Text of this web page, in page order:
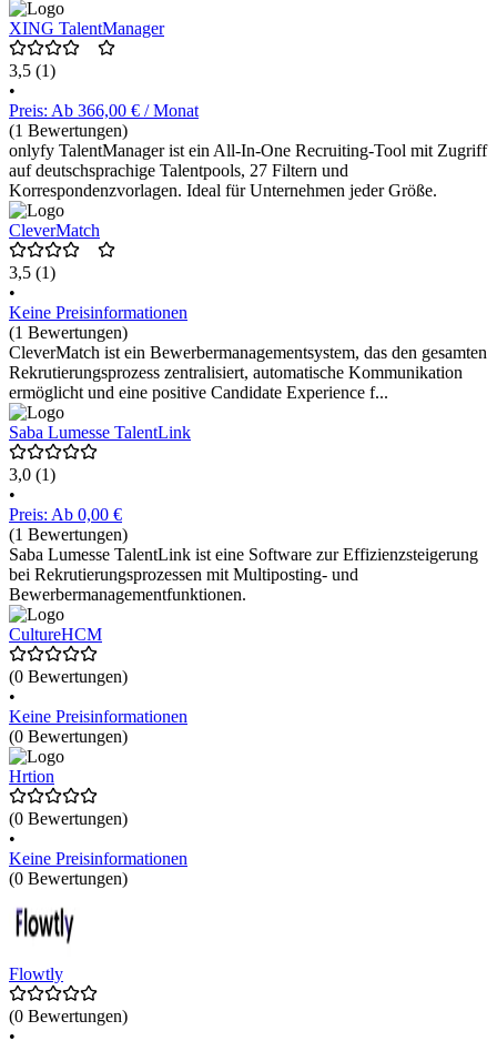
XING TalentManager
3,5 (1)
•
Preis: Ab 366,00 € / Monat
(1 Bewertungen)
onlyfy TalentManager ist ein All-In-One Recruiting-Tool mit Zugriff
auf deutschsprachige Talentpools, 27 Filtern und
Korrespondenzvorlagen. Ideal für Unternehmen jeder Größe.
CleverMatch
3,5 (1)
•
Keine Preisinformationen
(1 Bewertungen)
CleverMatch ist ein Bewerbermanagementsystem, das den gesamten
Rekrutierungsprozess zentralisiert, automatische Kommunikation
ermöglicht und eine positive Candidate Experience f...
Saba Lumesse TalentLink
3,0 (1)
•
Preis: Ab 0,00 €
(1 Bewertungen)
Saba Lumesse TalentLink ist eine Software zur Effizienzsteigerung
bei Rekrutierungsprozessen mit Multiposting- und
Bewerbermanagementfunktionen.
CultureHCM
(0 Bewertungen)
•
Keine Preisinformationen
(0 Bewertungen)
Hrtion
(0 Bewertungen)
•
Keine Preisinformationen
(0 Bewertungen)
Flowtly
(0 Bewertungen)
•